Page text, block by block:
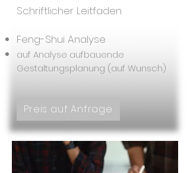
Schriftlicher Leitfaden
Feng-Shui Analyse
auf Analyse aufbauende
Gestaltungsplanung (auf Wunsch)
Preis auf Anfrage